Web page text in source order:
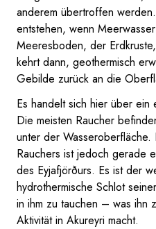
anderem übertroffen
entstehen, wenn
Meeresboden, der
kehrt dann, geothermisch
Gebilde zurück an die
Es handelt sich hier über ein
Die meisten Raucher
unter der Wasseroberfläche.
Rauchers ist jedoch gerade
des Eyjafjörðurs. Es ist der
hydrothermische Schlot
in ihm zu tauchen – was ihn
Aktivität in Akureyri macht.